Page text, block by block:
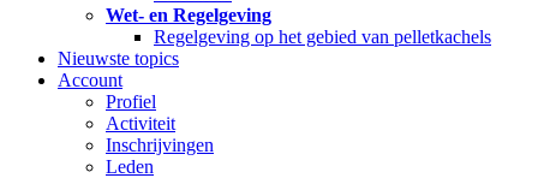
Wet- en Regelgeving
Regelgeving op het gebied van pelletkachels
Nieuwste topics
Account
Profiel
Activiteit
Inschrijvingen
Leden